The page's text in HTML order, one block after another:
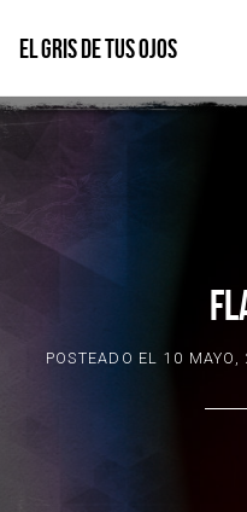
Skip
content
EL GRIS DE TUS OJOS
POSTEADO EL 10 MAYO,